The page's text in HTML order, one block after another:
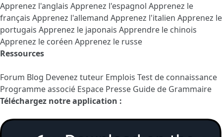
Apprenez l'anglais Apprenez l'espagnol Apprenez le
français Apprenez l'allemand Apprenez l'italien Apprenez le
portugais Apprenez le japonais Apprendre le chinois
Apprenez le coréen Apprenez le russe
Ressources
Forum Blog Devenez tuteur Emplois Test de connaissance
Programme associé Espace Presse Guide de Grammaire
Téléchargez notre application :